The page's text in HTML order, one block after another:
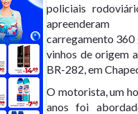
policiais
carregamento 360
vinhos de origem
BR-282, em
O motorista, um
anos foi